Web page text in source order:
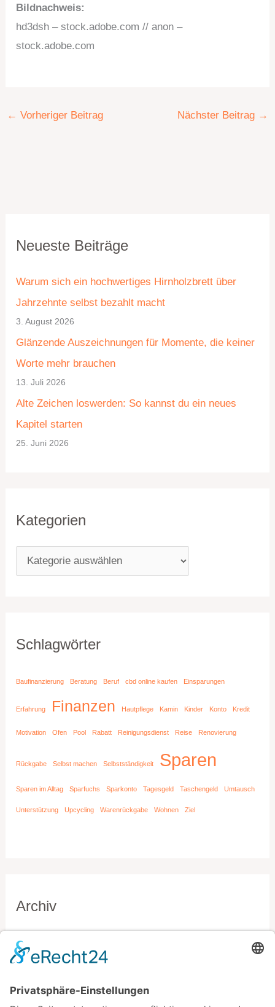
Bildnachweis:
hd3dsh – stock.adobe.com // anon –
stock.adobe.com
← Vorheriger Beitrag Nächster Beitrag →
Neueste Beiträge
Warum sich ein hochwertiges Hirnholzbrett über
Jahrzehnte selbst bezahlt macht
3. August 2026
Glänzende Auszeichnungen für Momente, die keiner
Worte mehr brauchen
13. Juli 2026
Alte Zeichen loswerden: So kannst du ein neues
Kapitel starten
25. Juni 2026
Kategorien
a
e
g
o
r
i
Schlagwörter
Baufinanzierung Beratung Beruf cbd online kaufen Einsparungen
Erfahrung Finanzen Hautpflege Kamin Kinder Konto Kredit
Motivation Ofen Pool Rabatt Reinigungsdienst Reise Renovierung
Rückgabe Selbst machen Selbstständigkeit Sparen
Sparen im Alltag Sparfuchs Sparkonto Tagesgeld Taschengeld Umtausch
Unterstützung Upcycling Warenrückgabe Wohnen Ziel
Archiv
r
h
i
v